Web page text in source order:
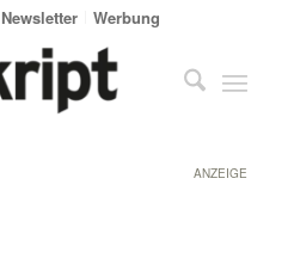
Newsletter Werbung
ANZEIGE